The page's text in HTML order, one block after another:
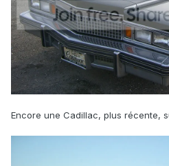
Encore une Cadillac, plus récente,